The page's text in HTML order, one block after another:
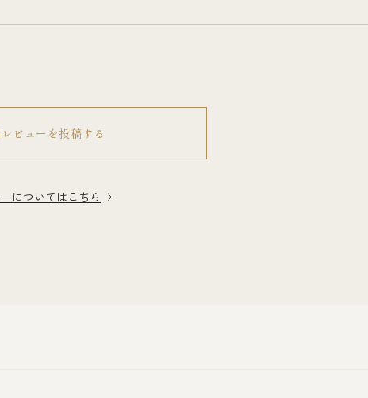
ビューを投稿する
についてはこちら